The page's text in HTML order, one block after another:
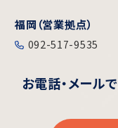
福岡（営業拠点）
092-517-9535
お電話・メールで